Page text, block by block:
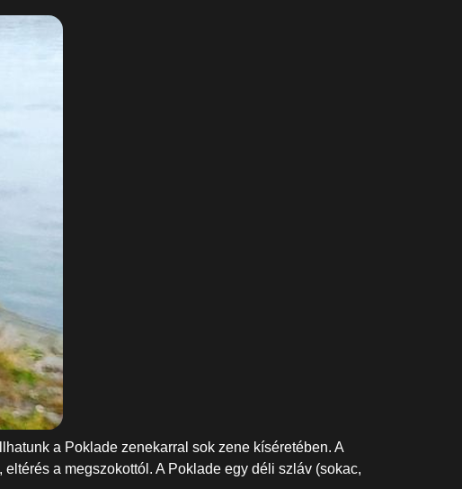
a Poklade zenekarral sok zene kíséretében. A
a megszokottól. A Poklade egy déli szláv (sokac,